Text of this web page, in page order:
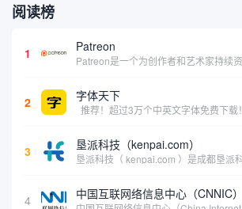
阅读榜
1 Patreon
2 字体天下
推荐！超过3万个中英文字体免费下载！
3 垦派科技（kenpai.com）
4 中国互联网络信息中心（CNNIC）